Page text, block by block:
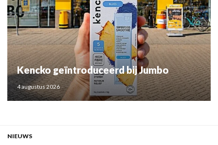
Kencko geïntroduceerd bij Jumbo
4 augustus 2026
NIEUWS